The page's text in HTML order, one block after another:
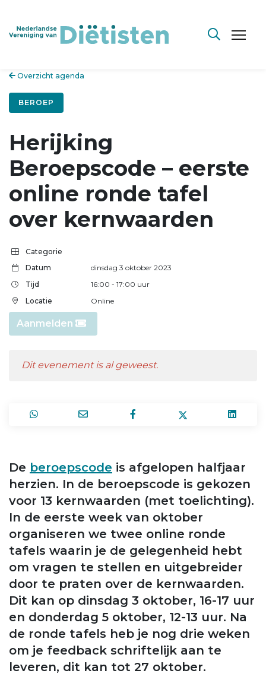
Overzicht agenda
BEROEP
Herijking
Beroepscode – eerste
online ronde tafel
over kernwaarden
Categorie
Datum
dinsdag 3 oktober 2023
Tijd
16:00 - 17:00 uur
Locatie
Online
Aanmelden
Dit evenement is al geweest.
De beroepscode is afgelopen halfjaar
herzien. In de beroepscode is gekozen
voor 13 kernwaarden (met toelichting).
In de eerste week van oktober
organiseren we twee online ronde
tafels waarin je de gelegenheid hebt
om vragen te stellen en uitgebreider
door te praten over de kernwaarden.
Dit kan op dinsdag 3 oktober, 16-17 uur
en donderdag 5 oktober, 12-13 uur. Na
de ronde tafels heb je nog drie weken
om je feedback schriftelijk aan te
leveren, dit kan tot 27 oktober.